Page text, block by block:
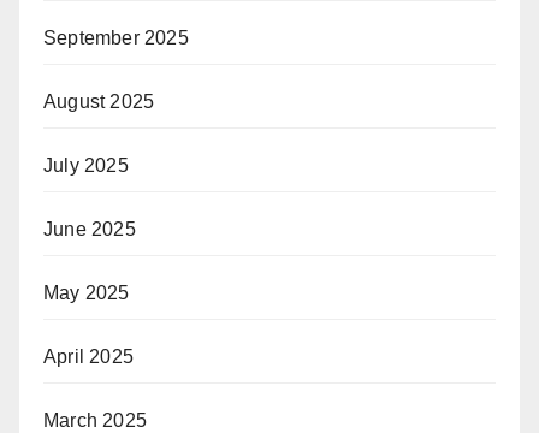
September 2025
August 2025
July 2025
June 2025
May 2025
April 2025
March 2025